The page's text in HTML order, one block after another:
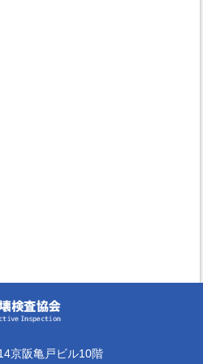
京阪亀戸ビル10階